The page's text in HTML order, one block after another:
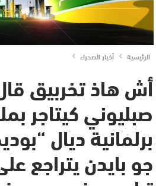
الرئيسية أخبار الصحراء
أش هاذ تخربيق
صبليوني كيتاجر
برلمانية ديال
جو بايدن يتراجع